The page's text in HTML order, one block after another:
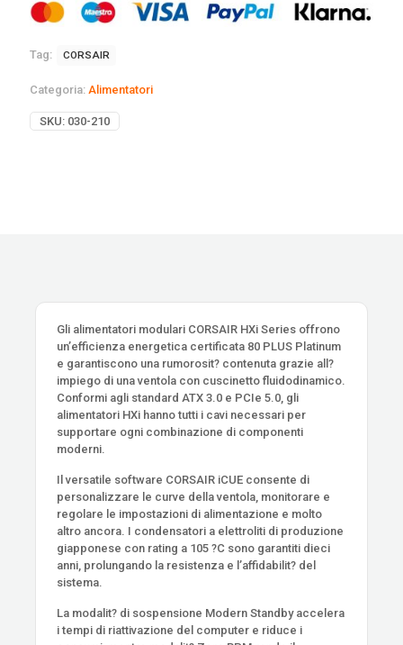
Tag: CORSAIR
Categoria: Alimentatori
SKU: 030-210
Gli alimentatori modulari CORSAIR HXi Series offrono
un’efficienza energetica certificata 80 PLUS Platinum
e garantiscono una rumorosit? contenuta grazie all?
impiego di una ventola con cuscinetto fluidodinamico.
Conformi agli standard ATX 3.0 e PCIe 5.0, gli
alimentatori HXi hanno tutti i cavi necessari per
supportare ogni combinazione di componenti
moderni.
Il versatile software CORSAIR iCUE consente di
personalizzare le curve della ventola, monitorare e
regolare le impostazioni di alimentazione e molto
altro ancora. I condensatori a elettroliti di produzione
giapponese con rating a 105 ?C sono garantiti dieci
anni, prolungando la resistenza e l’affidabilit? del
sistema.
La modalit? di sospensione Modern Standby accelera
i tempi di riattivazione del computer e riduce i